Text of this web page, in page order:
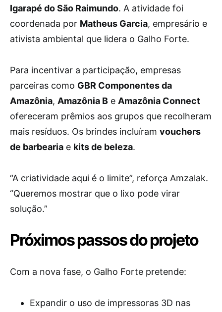
Igarapé do São Raimundo. A atividade foi
coordenada por Matheus Garcia, empresário e
ativista ambiental que lidera o Galho Forte.
Para incentivar a participação, empresas
parceiras como GBR Componentes da
Amazônia, Amazônia B e Amazônia Connect
ofereceram prêmios aos grupos que recolheram
mais resíduos. Os brindes incluíram vouchers
de barbearia e kits de beleza.
“A criatividade aqui é o limite”, reforça Amzalak.
“Queremos mostrar que o lixo pode virar
solução.”
Próximos passos do projeto
Com a nova fase, o Galho Forte pretende:
Expandir o uso de impressoras 3D nas